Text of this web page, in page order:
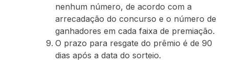
nenhum número, de acordo com a
arrecadação do concurso e o número de
ganhadores em cada faixa de premiação.
O prazo para resgate do prêmio é de 90
dias após a data do sorteio.